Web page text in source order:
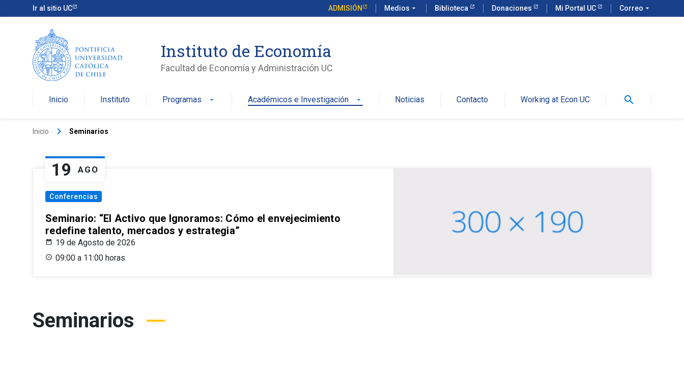
Ir al sitio UC ADMISIÓN Medios arrow_drop_down Biblioteca Donaciones Mi Portal UC Correo arrow_drop_down
Instituto de Economía
Facultad de Economía y Administración UC
Inicio Instituto Programas arrow_drop_down Académicos e Investigación arrow_drop_down Noticias Contacto Working at Econ UC search
Inicio keyboard_arrow_right Seminarios
19 AGO
Conferencias
Seminario: “El Activo que Ignoramos: Cómo el envejecimiento
redefine talento, mercados y estrategia”
19 de Agosto de 2026
09:00 a 11:00 horas
Seminarios